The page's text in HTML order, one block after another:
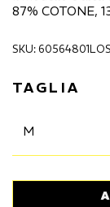
87% COTONE,
SKU:
TAGLIA
M